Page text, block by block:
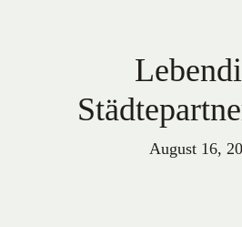
August 16,